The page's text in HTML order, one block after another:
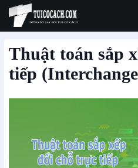
Thuật toán sắp
tiếp